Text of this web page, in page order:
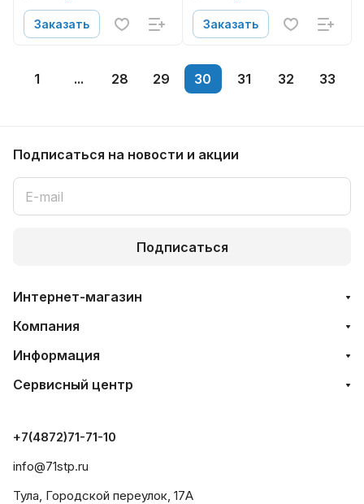
Заказать Заказать
1 ... 28 29 30 31 32 33
Подписаться на новости и акции
Подписаться
Интернет-магазин
Компания
Информация
Сервисный центр
+7(4872)71-71-10
info@71stp.ru
Тула, Городской переулок, 17А